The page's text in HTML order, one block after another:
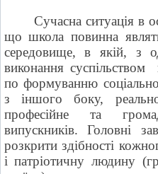
Сучасна ситуація в
що школа повинна
середовище, в якій, з
виконання суспільством
по формуванню соціально
з іншого боку, реально
професійне та
випускників. Головні
розкрити здібності
і патріотичну людину